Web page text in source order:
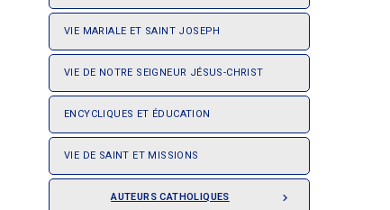
VIE MARIALE ET SAINT JOSEPH
VIE DE NOTRE SEIGNEUR JÉSUS-CHRIST
ENCYCLIQUES ET ÉDUCATION
VIE DE SAINT ET MISSIONS

AUTEURS CATHOLIQUES